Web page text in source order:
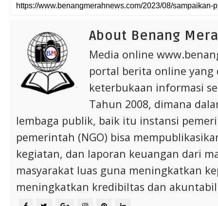
About Benang
Media online
portal berita online
keterbukaan informasi
Tahun 2008, dimana
lembaga publik, baik itu instansi
pemerintah (NGO) bisa
kegiatan, dan laporan keuangan dari
masyarakat luas guna meningkatkan
meningkatkan kredibiltas dan